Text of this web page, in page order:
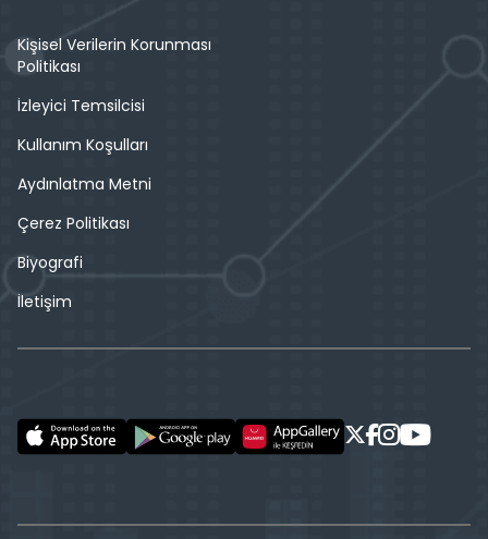
Kişisel Verilerin Korunması
Politikası
İzleyici Temsilcisi
Kullanım Koşulları
Aydınlatma Metni
Çerez Politikası
Biyografi
İletişim